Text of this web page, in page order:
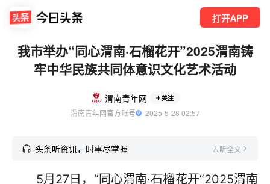
打开APP
我市举办“同心渭南·石榴花开”2025渭南铸
牢中华民族共同体意识文化艺术活动
渭南青年网 关注
渭南青年网官方账号
  2025-5-28 02:57
头条听资讯，时事尽掌握 去听全文
5月27日，“同心渭南·石榴花开”2025渭南